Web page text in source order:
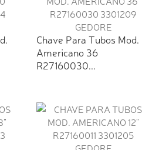
Chave Para Tubos Mod.
Americano 36
R27160030...